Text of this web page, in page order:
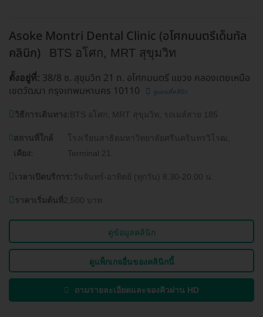
Asoke Montri Dental Clinic (อโศกมนตรีเด็นทัล
คลินิก)
BTS อโศก, MRT สุขุมวิท
ตั้งอยู่ที่: 38/8 ซ. สุขุมวิท 21 ถ. อโศกมนตรี แขวง คลองเตยเหนือ
เขตวัฒนา กรุงเทพมหานคร 10110
ดูแผนที่คลินิก
วิธีการเดินทาง: BTS อโศก, MRT สุขุมวิท, รถเมล์สาย 185
สถานที่ใกล้
เคียง:
โรงเรียนสาธิตมหาวิทยาลัยศรีนครินทรวิโรฒ,
Terminal 21
เวลาเปิดบริการ: วันจันทร์-อาทิตย์ (ทุกวัน) 8.30-20.00 น.
ราคาเริ่มต้นที่ 2,500 บาท
ดูข้อมูลคลินิก
ดูแพ็กเกจอื่นของคลินิกนี้
ถามรายละเอียดและจองคิวผ่าน HD